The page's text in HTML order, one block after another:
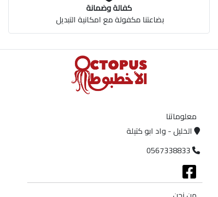
كفالة وضمانة
بضاعتنا مكفولة مع امكانية التبديل
معلوماتنا
الخليل - واد ابو كتيلة
0567338833